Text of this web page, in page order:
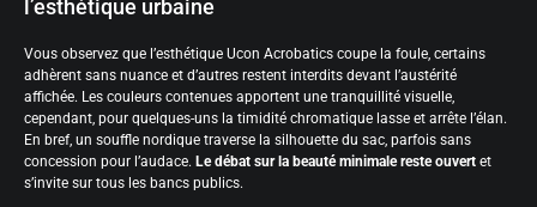
l’esthétique urbaine
Vous observez que l’esthétique Ucon Acrobatics coupe la foule, certains
adhèrent sans nuance et d’autres restent interdits devant l’austérité
affichée. Les couleurs contenues apportent une tranquillité visuelle,
cependant, pour quelques-uns la timidité chromatique lasse et arrête l’élan.
En bref, un souffle nordique traverse la silhouette du sac, parfois sans
concession pour l’audace. Le débat sur la beauté minimale reste ouvert et
s’invite sur tous les bancs publics.